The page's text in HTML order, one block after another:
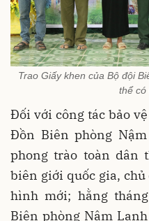
Trao Giấy khen của Bộ đội
thể có
Đối với công tác bảo
Đồn Biên phòng
phong trào toàn dân
biên giới quốc gia,
hình mới; hằng
Biên phòng Nậm